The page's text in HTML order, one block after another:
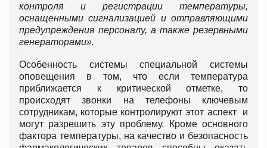
контроля и регистрации температуры,
оснащенными сигнализацией и отправляющими
предупреждения персоналу, а также резервными
генераторами».
Особенность системы специальной системы
оповещения в том, что если температура
приближается к критической отметке, то
происходят звонки на телефоны ключевым
сотрудникам, которые контролируют этот аспект и
могут разрешить эту проблему. Кроме основного
фактора температуры, на качество и безопасность